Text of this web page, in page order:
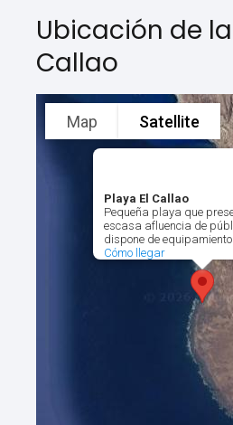
Ubicación de la
Callao
Playa El Callao
Pequeña playa que
escasa afluencia de
dispone de
Cómo llegar
Map Satellite